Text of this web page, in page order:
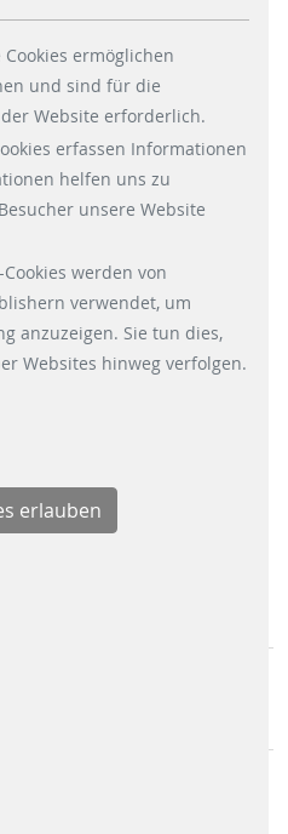
und „Marketing“ sowie
willigen Sie in
Cookies ein. Über den
werden alle
und Statistik-Cookies
Cookies
erhalten. Sie können
widerrufen, indem Sie
unten links
Cookies ermöglichen
und sind für die
Website erforderlich.
erfassen Informationen
helfen uns zu
unsere Website
werden von
verwendet, um
anzuzeigen. Sie tun dies,
Websites hinweg verfolgen.